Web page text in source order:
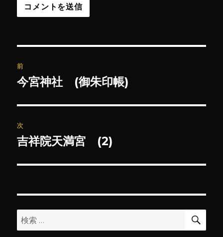
稿
ビ
ゲ
ー
ン
前
前
投
稿:
今宮神社 (御朱印帳)
次
次
投
吉祥院天満宮 (2)
検
索:
検